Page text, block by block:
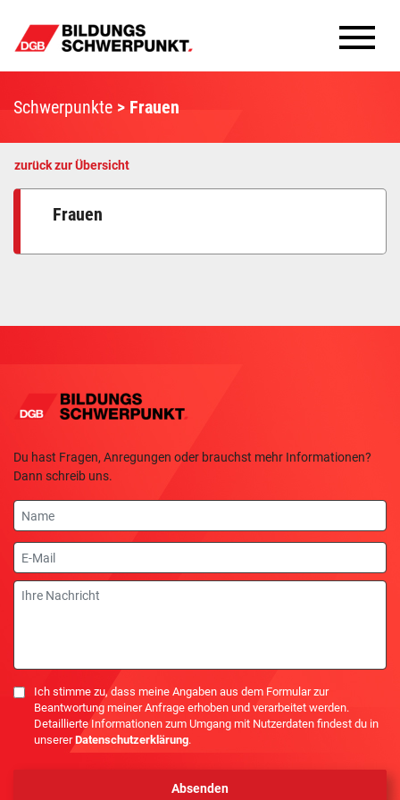
Bildungsschwerpunkte
Infomaterial
Methoden
Schwerpunkte Frauen
zurück zur Übersicht
Frauen
Du hast Fragen, Anregungen oder brauchst mehr Informationen?
Dann schreib uns.
Name
E-
Mail
Nachricht
Einwilligung
Ich stimme zu, dass meine Angaben aus dem Formular zur
Beantwortung meiner Anfrage erhoben und verarbeitet werden.
Detaillierte Informationen zum Umgang mit Nutzerdaten findest du in
unsererDatenschutzerklärung.